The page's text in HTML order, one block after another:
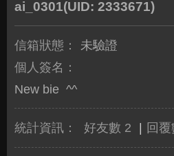
ai_0301(UID: 2333671)
信箱狀態：
未驗證
個人簽名：
New bie ^^
統計資訊： 好友數 2 回